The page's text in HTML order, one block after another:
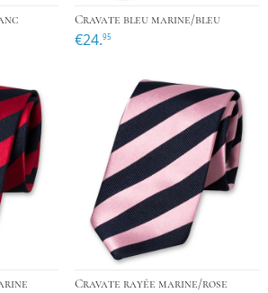
Cravate bleu marine/bleu
€24.95
Cravate rayée marine/rose